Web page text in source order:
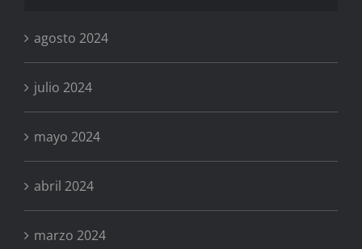
agosto 2024
julio 2024
mayo 2024
abril 2024
marzo 2024